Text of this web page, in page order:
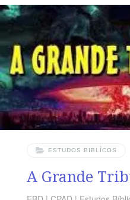
das estratégias mais
ignorantes do seu poder e
um pastor afirmar que se
somente com o
ESTUDOS BIBLÍCOS
A Grande